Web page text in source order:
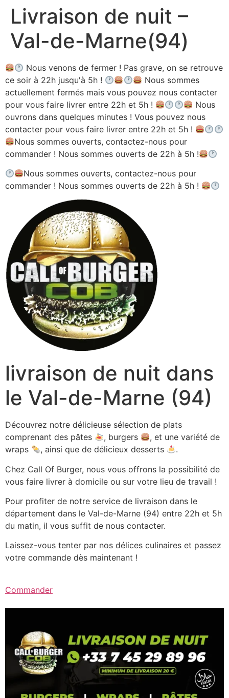
Aller
contenu
Livraison de nuit –
Val-de-Marne(94)
Nous venons de fermer ! Pas grave, on se retrouve
ce soir à 22h jusqu'à 5h !
Nous sommes
actuellement fermés mais vous pouvez nous contacter
pour vous faire livrer entre 22h et 5h !
Nous
ouvrons dans quelques minutes ! Vous pouvez nous
contacter pour vous faire livrer entre 22h et 5h !
Nous sommes ouverts, contactez-nous pour
commander ! Nous sommes ouverts de 22h à 5h !
Nous sommes ouverts, contactez-nous pour
commander ! Nous sommes ouverts de 22h à 5h !
livraison de nuit dans
le Val-de-Marne (94)
Découvrez notre délicieuse sélection de plats
comprenant des pâtes
, burgers
, et une variété de
wraps
, ainsi que de délicieux desserts
.
Chez Call Of Burger, nous vous offrons la possibilité de
vous faire livrer à domicile ou sur votre lieu de travail !
Pour profiter de notre service de livraison dans le
département dans le Val-de-Marne (94) entre 22h et 5h
du matin, il vous suffit de nous contacter.
Laissez-vous tenter par nos délices culinaires et passez
votre commande dès maintenant !
Commander